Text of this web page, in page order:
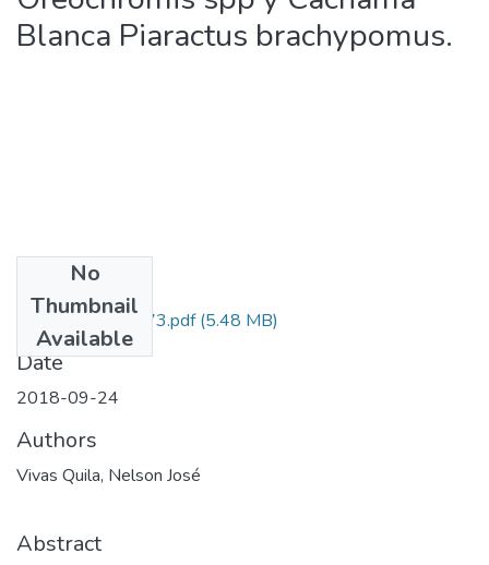
Blanca Piaractus brachypomus.
No
Thumbnail
Available
110371353073.pdf(5.48 MB)
Date
2018-09-24
Authors
Vivas Quila, Nelson José
Abstract